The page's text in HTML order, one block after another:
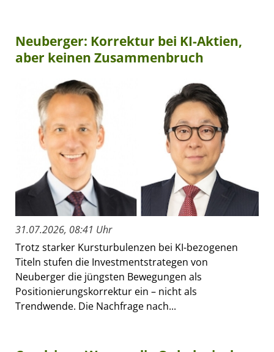
Neuberger: Korrektur bei KI-Aktien,
aber keinen Zusammenbruch
31.07.2026, 08:41 Uhr
Trotz starker Kursturbulenzen bei KI-bezogenen
Titeln stufen die Investmentstrategen von
Neuberger die jüngsten Bewegungen als
Positionierungskorrektur ein – nicht als
Trendwende. Die Nachfrage nach...